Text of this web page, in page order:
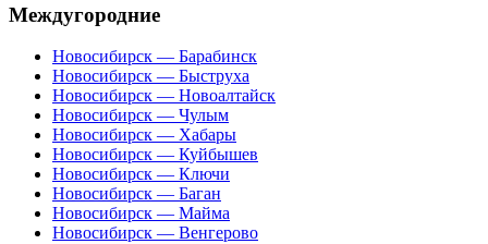
Междугородние
Новосибирск — Барабинск
Новосибирск — Быструха
Новосибирск — Новоалтайск
Новосибирск — Чулым
Новосибирск — Хабары
Новосибирск — Куйбышев
Новосибирск — Ключи
Новосибирск — Баган
Новосибирск — Майма
Новосибирск — Венгерово